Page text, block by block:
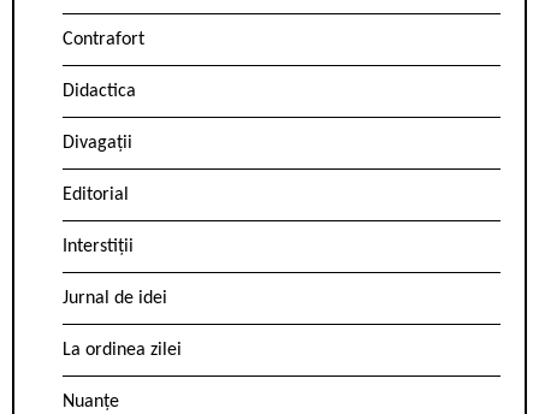
Contrafort
Didactica
Divagații
Editorial
Interstiții
Jurnal de idei
La ordinea zilei
Nuanțe